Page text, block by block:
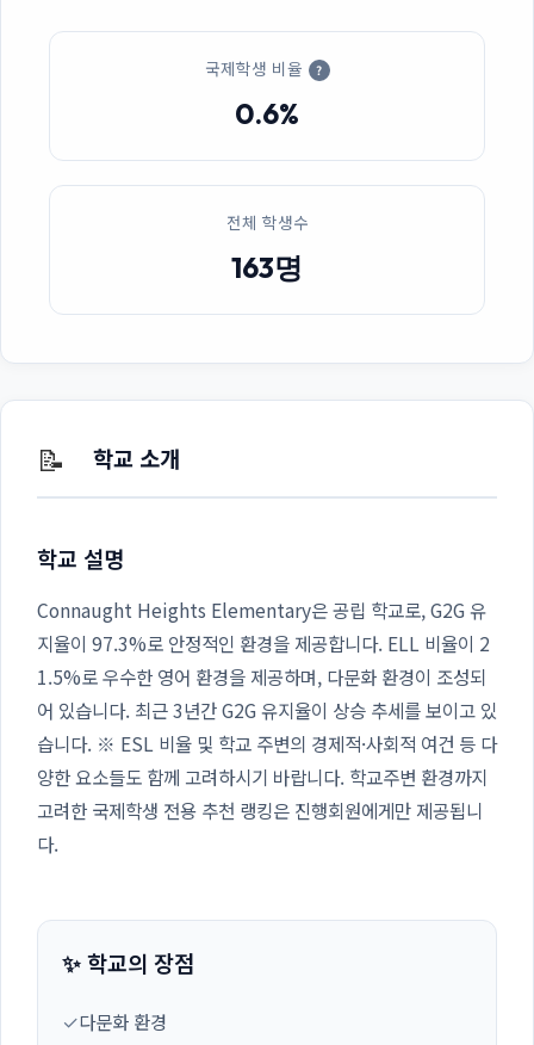
국제학생 비율 ?
0.6%
전체 학생수
163명
📝 학교 소개
학교 설명
Connaught Heights Elementary은 공립 학교로, G2G 유
지율이 97.3%로 안정적인 환경을 제공합니다. ELL 비율이 2
1.5%로 우수한 영어 환경을 제공하며, 다문화 환경이 조성되
어 있습니다. 최근 3년간 G2G 유지율이 상승 추세를 보이고 있
습니다. ※ ESL 비율 및 학교 주변의 경제적·사회적 여건 등 다
양한 요소들도 함께 고려하시기 바랍니다. 학교주변 환경까지
고려한 국제학생 전용 추천 랭킹은 진행회원에게만 제공됩니
다.
✨ 학교의 장점
✓다문화 환경